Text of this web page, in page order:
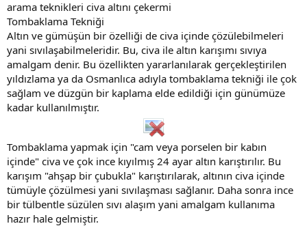
a
t
a
n
r
i
h
i
arama teknikleri civa altını çekermi
Tombaklama Tekniği
Altın ve gümüşün bir özelliği de civa içinde çözülebilmeleri
yani sıvılaşabilmeleridir. Bu, civa ile altın karışımı sıvıya
amalgam denir. Bu özellikten yararlanılarak gerçekleştirilen
yıldızlama ya da Osmanlıca adıyla tombaklama tekniği ile çok
sağlam ve düzgün bir kaplama elde edildiği için günümüze
kadar kullanılmıştır.
Tombaklama yapmak için "cam veya porselen bir kabın
içinde" civa ve çok ince kıyılmış 24 ayar altın karıştırılır. Bu
karışım "ahşap bir çubukla" karıştırılarak, altının civa içinde
tümüyle çözülmesi yani sıvılaşması sağlanır. Daha sonra ince
bir tülbentle süzülen sıvı alaşım yani amalgam kullanıma
hazır hale gelmiştir.